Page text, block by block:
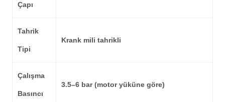
Çapı
Tahrik
Tipi
Krank mili tahrikli
Çalışma
Basıncı
3.5–6 bar(motor yüküne göre)